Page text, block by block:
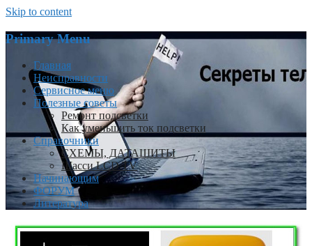
Skip to content
Primary Menu
Главная
Неисправности
Сервисное меню
Полезные советы
Ремонт подсветки
Как уменьшить ток подсветки
Справочники
СХЕМЫ, ДАТАШИТЫ
Шасси LCD TV
Начинающим
ФОРУМ
Литература